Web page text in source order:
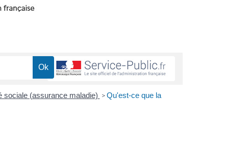
sociale (assurance maladie) > Qu'est-ce que la